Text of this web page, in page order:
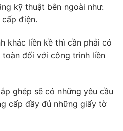
kỹ thuật bên ngoài như:
điện.
khác liền kề thì cần phải có
đối với công trình liền
ghép sẽ có những yêu cầu
cấp đầy đủ những giấy tờ